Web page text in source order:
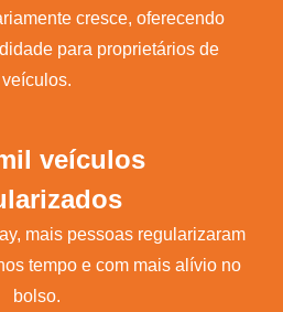
cresce, oferecendo
para proprietários de
veículos.
veículos
mais pessoas regularizaram
tempo e com mais alívio no
bolso.